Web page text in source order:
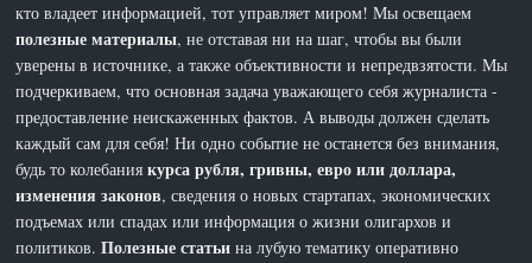
кто владеет информацией, тот управляет миром! Мы освещаем
полезные материалы, не отставая ни на шаг, чтобы вы были
уверены в источнике, а также объективности и непредвзятости. Мы
подчеркиваем, что основная задача уважающего себя журналиста -
предоставление неискаженных фактов. А выводы должен сделать
каждый сам для себя! Ни одно событие не останется без внимания,
будь то колебаниякурса рубля, гривны, евро или доллара,
изменения законов, сведения о новых стартапах, экономических
подъемах или спадах или информация о жизни олигархов и
политиков.Полезные статьи на лубую тематику оперативно